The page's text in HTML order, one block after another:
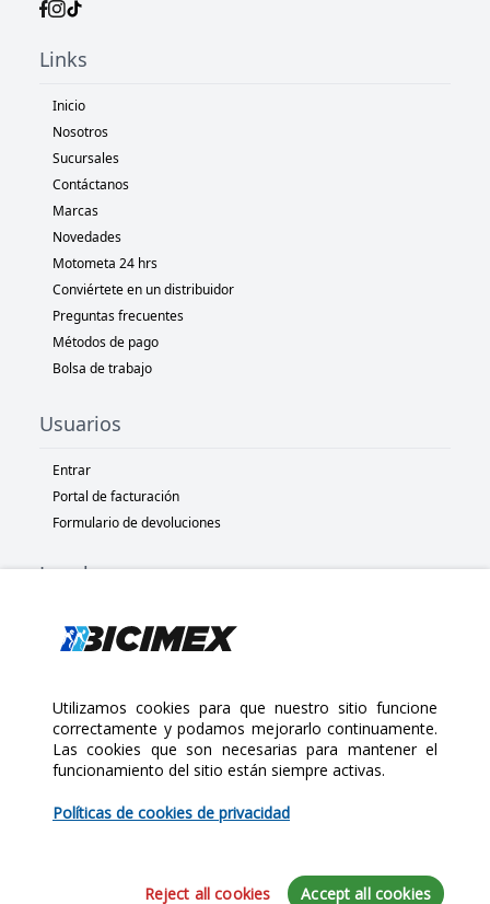
$180.00
Links
Inicio
Nosotros
Sucursales
Contáctanos
Marcas
Novedades
Motometa 24 hrs
Conviértete en un distribuidor
Preguntas frecuentes
Métodos de pago
Bolsa de trabajo
Usuarios
Entrar
Portal de facturación
Formulario de devoluciones
Legal
Políticas de privacidad
Políticas de devolución
Copyright 2025 Bicimex®. All rights reserved. Today is Jueves,
Agosto 6, 2026
Utilizamos cookies para que nuestro sitio funcione
correctamente y podamos mejorarlo continuamente.
Las cookies que son necesarias para mantener el
funcionamiento del sitio están siempre activas.
Políticas de cookies de privacidad
Reject all cookies Accept all cookies